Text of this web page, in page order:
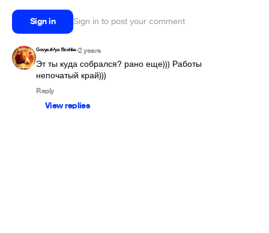
Sign in Sign in to post your comment
ᴳᵒᵛʸᵃᶻʰ'ʸᵃ ᴮᵒˢʰᵏᵃ•2 years
Эт ты куда собрался? рано еще))) Работы
непочатый край)))
Reply
View replies